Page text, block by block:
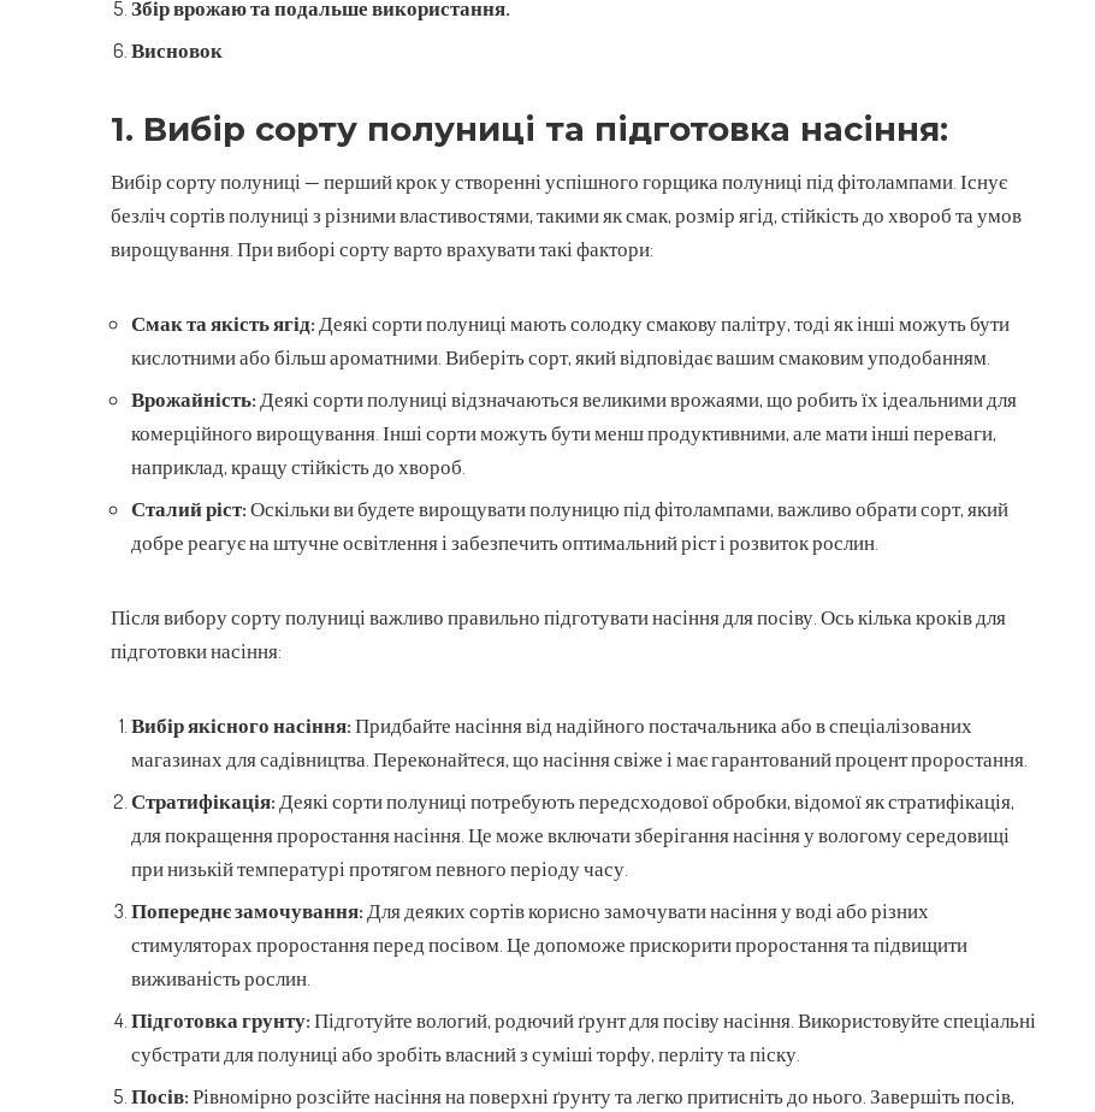
Збір врожаю та подальше використання.
Висновок
1. Вибір сорту полуниці та підготовка насіння:
Вибір сорту полуниці — перший крок у створенні успішного горщика полуниці під фітолампами. Існує
безліч сортів полуниці з різними властивостями, такими як смак, розмір ягід, стійкість до хвороб та умов
вирощування. При виборі сорту варто врахувати такі фактори:
Смак та якість ягід: Деякі сорти полуниці мають солодку смакову палітру, тоді як інші можуть бути
кислотними або більш ароматними. Виберіть сорт, який відповідає вашим смаковим уподобанням.
Врожайність: Деякі сорти полуниці відзначаються великими врожаями, що робить їх ідеальними для
комерційного вирощування. Інші сорти можуть бути менш продуктивними, але мати інші переваги,
наприклад, кращу стійкість до хвороб.
Сталий ріст:Оскільки ви будете вирощувати полуницю під фітолампами, важливо обрати сорт, який
добре реагує на штучне освітлення і забезпечить оптимальний ріст і розвиток рослин.
Після вибору сорту полуниці важливо правильно підготувати насіння для посіву. Ось кілька кроків для
підготовки насіння:
Вибір якісного насіння:Придбайте насіння від надійного постачальника або в спеціалізованих
магазинах для садівництва. Переконайтеся, що насіння свіже і має гарантований процент проростання.
Стратифікація: Деякі сорти полуниці потребують передсходової обробки, відомої як стратифікація,
для покращення проростання насіння. Це може включати зберігання насіння у вологому середовищі
при низькій температурі протягом певного періоду часу.
Попереднє замочування: Для деяких сортів корисно замочувати насіння у воді або різних
стимуляторах проростання перед посівом. Це допоможе прискорити проростання та підвищити
виживаність рослин.
Підготовка грунту:Підготуйте вологий, родючий ґрунт для посіву насіння. Використовуйте спеціальні
субстрати для полуниці або зробіть власний з суміші торфу, перліту та піску.
Посів:Рівномірно розсійте насіння на поверхні ґрунту та легко притисніть до нього. Завершіть посів,